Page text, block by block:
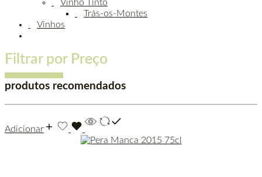
Vinho Tinto
Trás-os-Montes
Vinhos
Filtrar por Preço
produtos recomendados
Adicionar